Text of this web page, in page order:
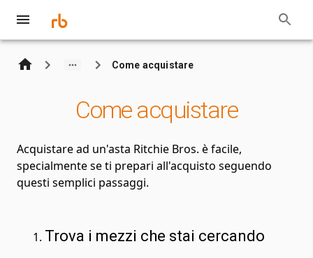
Come acquistare
Come acquistare
Acquistare ad un'asta Ritchie Bros. è facile,
specialmente se ti prepari all'acquisto seguendo
questi semplici passaggi.
Trova i mezzi che stai cercando